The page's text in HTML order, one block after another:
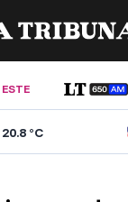
ESTE
20.8°C